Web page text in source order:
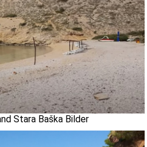
Stara Baška Bilder